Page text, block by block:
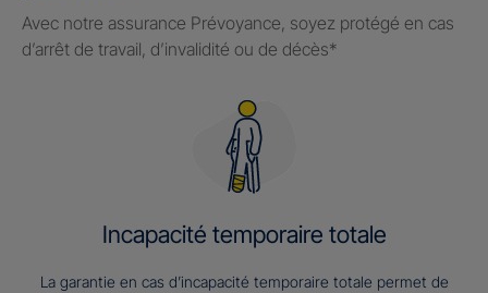
Avec notre assurance Prévoyance, soyez protégé en cas
d’arrêt de travail, d’invalidité ou de décès*
Incapacité temporaire totale
La garantie en cas d’incapacité temporaire totale permet de